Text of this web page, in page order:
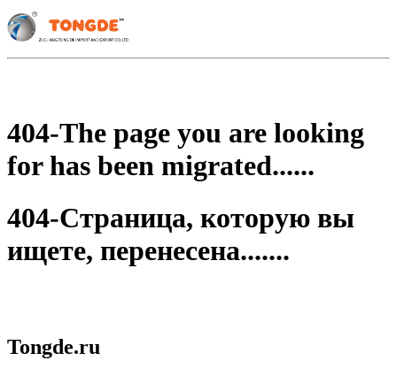
404-The page you are looking
for has been migrated......
404-Страница, которую вы
ищете, перенесена.......
Tongde.ru